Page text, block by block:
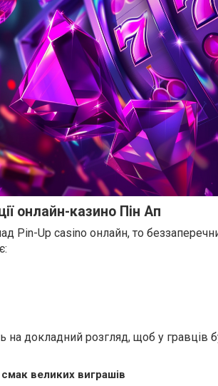
онлайн-казино Пін Ап
Pin-Up casino онлайн, то
на докладний розгляд, щоб у гравців
великих виграшів